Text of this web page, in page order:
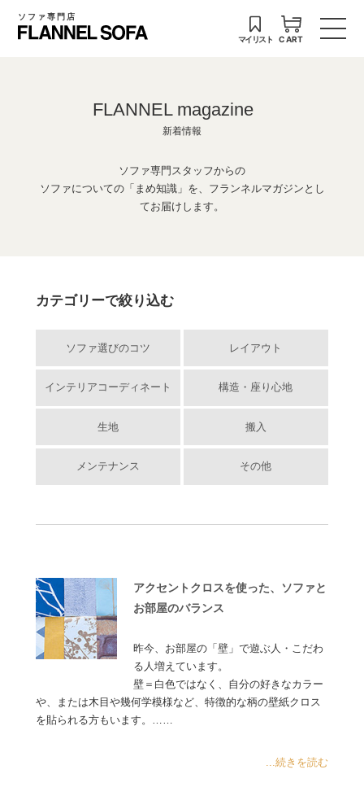
ソファ専門店
マイリスト CART
FLANNEL magazine
新着情報
ソファ専門スタッフからの
ソファについての「まめ知識」を、フランネルマガジンとし
てお届けします。
カテゴリーで絞り込む
ソファ選びのコツ レイアウト
インテリアコーディネート 構造・座り心地
生地 搬入
メンテナンス その他
アクセントクロスを使った、ソファと
お部屋のバランス
昨今、お部屋の「壁」で遊ぶ人・こだわ
る人増えています。
壁＝白色ではなく、自分の好きなカラー
や、または木目や幾何学模様など、特徴的な柄の壁紙クロス
を貼られる方もいます。……
...続きを読む